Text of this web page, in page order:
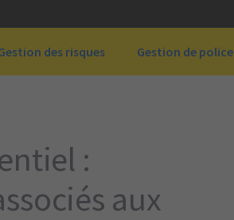
des risques Gestion de police
:
aux